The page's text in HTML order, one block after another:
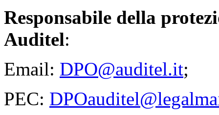
Responsabile della
Auditel:
Email: DPO@auditel.it;
PEC: